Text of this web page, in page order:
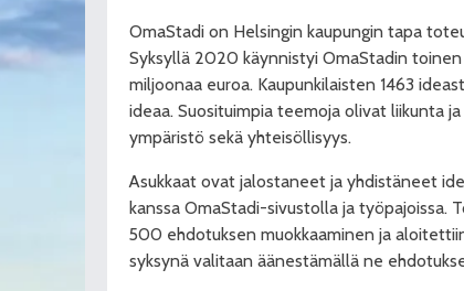
OmaStadi on Helsingin kaupungin tapa
Syksyllä 2020 käynnistyi OmaStadin
miljoonaa euroa. Kaupunkilaisten 1463
ideaa. Suosituimpia teemoja olivat liikunta
ympäristö sekä yhteisöllisyys.
Asukkaat ovat jalostaneet ja yhdistäneet
kanssa OmaStadi-sivustolla ja työpajoissa.
500 ehdotuksen muokkaaminen ja
syksynä valitaan äänestämällä ne